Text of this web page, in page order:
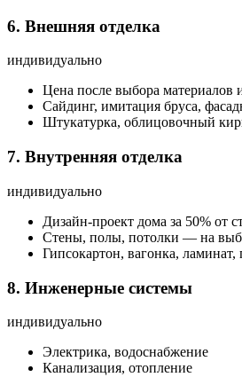
6. Внешняя отделка
индивидуально
Цена после выбора материалов
Сайдинг, имитация бруса,
Штукатурка, облицовочный
7. Внутренняя отделка
индивидуально
Дизайн-проект дома за 50% от
Стены, полы, потолки — на
Гипсокартон, вагонка, ламинат,
8. Инженерные системы
индивидуально
Электрика, водоснабжение
Канализация, отопление